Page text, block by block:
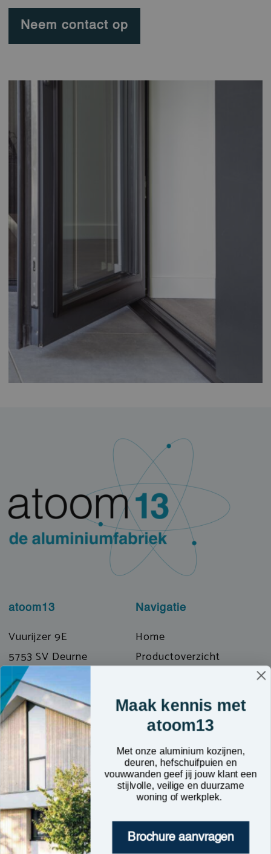
Neem contact op
atoom13
Vuurijzer 9E
5753 SV Deurne
T: 0493 319072
E: info@atoom13.nl
Navigatie
Home
Productoverzicht
Over ons
Kennisbank
Contact
Algemene voorwaarden
Maak kennis met
atoom13
Met onze aluminium kozijnen,
deuren, hefschuifpuien en
vouwwanden geef jij jouw klant een
stijlvolle, veilige en duurzame
woning of werkplek.
Brochure aanvragen